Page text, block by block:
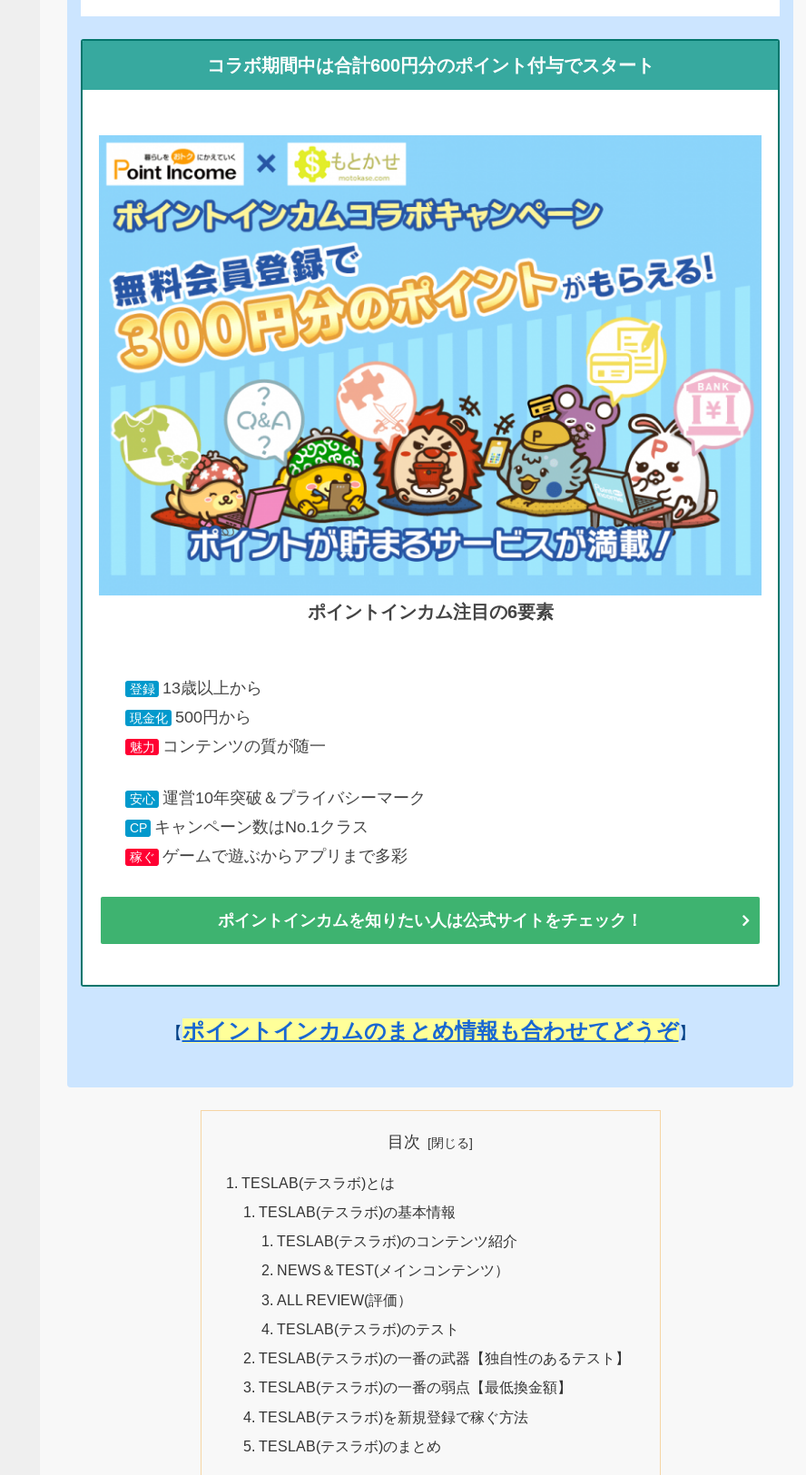
コラボ期間中は合計600円分のポイント付与でスタート
ポイントインカム注目の6要素
登録 13歳以上から
現金化 500円から
魅力 コンテンツの質が随一
安心 運営10年突破＆プライバシーマーク
CP キャンペーン数はNo.1クラス
稼ぐ ゲームで遊ぶからアプリまで多彩
ポイントインカムを知りたい人は公式サイトをチェック！
【ポイントインカムのまとめ情報も合わせてどうぞ】
目次
TESLAB(テスラボ)とは
TESLAB(テスラボ)の基本情報
TESLAB(テスラボ)のコンテンツ紹介
NEWS＆TEST(メインコンテンツ）
ALL REVIEW(評価）
TESLAB(テスラボ)のテスト
TESLAB(テスラボ)の一番の武器【独自性のあるテスト】
TESLAB(テスラボ)の一番の弱点【最低換金額】
TESLAB(テスラボ)を新規登録で稼ぐ方法
TESLAB(テスラボ)のまとめ